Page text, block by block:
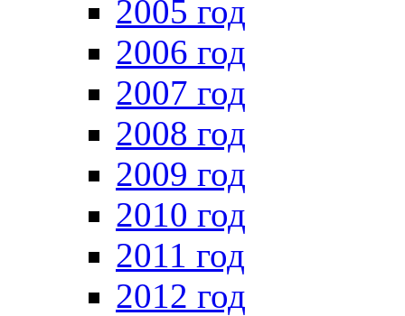
2005 год
2006 год
2007 год
2008 год
2009 год
2010 год
2011 год
2012 год